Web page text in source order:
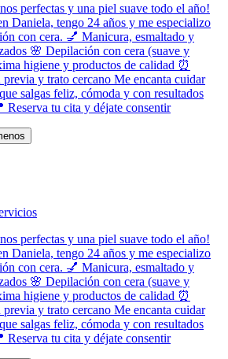
perfectas y una piel suave todo el año!
Daniela, tengo 24 años y me especializo
con cera. 💅 Manicura, esmaltado y
🌸 Depilación con cera (suave y
higiene y productos de calidad ⏰
y trato cercano Me encanta cuidar
salgas feliz, cómoda y con resultados
Reserva tu cita y déjate consentir
perfectas y una piel suave todo el año!
Daniela, tengo 24 años y me especializo
con cera. 💅 Manicura, esmaltado y
🌸 Depilación con cera (suave y
higiene y productos de calidad ⏰
y trato cercano Me encanta cuidar
salgas feliz, cómoda y con resultados
Reserva tu cita y déjate consentir